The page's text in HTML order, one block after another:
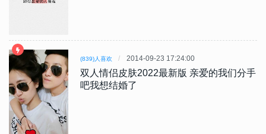
(839)人喜欢 2014-09-23 17:24:00
双人情侣皮肤2022最新版 亲爱的我们分手
吧我想结婚了